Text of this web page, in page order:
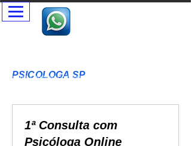
PSICOLOGA SP
erapia Cognitivo Comportamental Acolhimento Humanizado
1ª Consulta com
Psicóloga Online